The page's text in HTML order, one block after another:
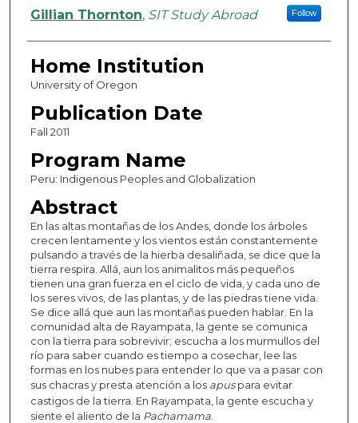
Authors
Gillian Thornton, SIT Study Abroad Follow
Home Institution
University of Oregon
Publication Date
Fall 2011
Program Name
Peru: Indigenous Peoples and Globalization
Abstract
En las altas montañas de los Andes, donde los árboles
crecen lentamente y los vientos están constantemente
pulsando a través de la hierba desaliñada, se dice que la
tierra respira. Allá, aun los animalitos más pequeños
tienen una gran fuerza en el ciclo de vida, y cada uno de
los seres vivos, de las plantas, y de las piedras tiene vida.
Se dice allá que aun las montañas pueden hablar. En la
comunidad alta de Rayampata, la gente se comunica
con la tierra para sobrevivir; escucha a los murmullos del
río para saber cuando es tiempo a cosechar, lee las
formas en los nubes para entender lo que va a pasar con
sus chacras y presta atención a los apuspara evitar
castigos de la tierra. En Rayampata, la gente escucha y
siente el aliento de la Pachamama.